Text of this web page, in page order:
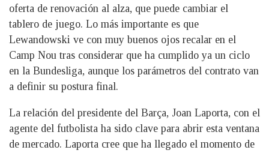
oferta de renovación al alza, que puede cambiar el
tablero de juego. Lo más importante es que
Lewandowski ve con muy buenos ojos recalar en el
Camp Nou tras considerar que ha cumplido ya un ciclo
en la Bundesliga, aunque los parámetros del contrato van
a definir su postura final.
La relación del presidente del Barça, Joan Laporta, con el
agente del futbolista ha sido clave para abrir esta ventana
de mercado. Laporta cree que ha llegado el momento de